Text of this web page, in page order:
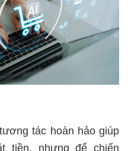
tác hoàn hảo giúp
tiền, nhưng để chiến